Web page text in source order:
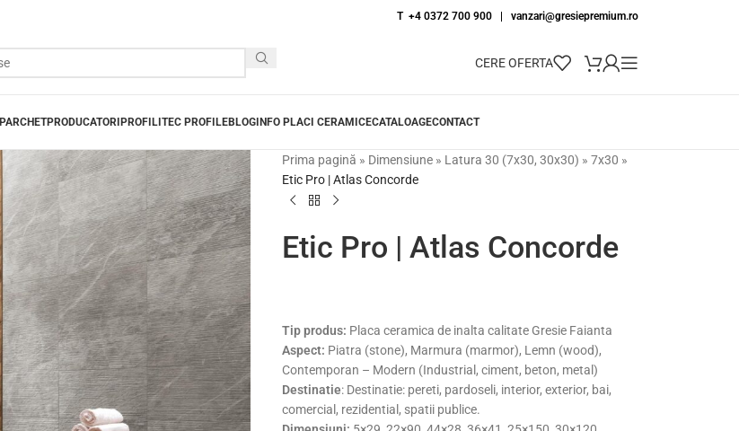
T +4 0372 700 900 | vanzari@gresiepremium.ro
CERE OFERTA
PARCHETPRODUCATORI PROFILITEC PROFILEBLOG INFO PLACI CERAMICECATALOAGECONTACT
Prima pagină » Dimensiune » Latura 30 (7x30, 30x30) » 7x30 »
Etic Pro | Atlas Concorde
Etic Pro | Atlas Concorde
Tip produs: Placa ceramica de inalta calitate Gresie Faianta
Aspect: Piatra (stone), Marmura (marmor), Lemn (wood),
Contemporan – Modern (Industrial, ciment, beton, metal)
Destinatie: Destinatie: pereti, pardoseli, interior, exterior, bai,
comercial, rezidential, spatii publice.